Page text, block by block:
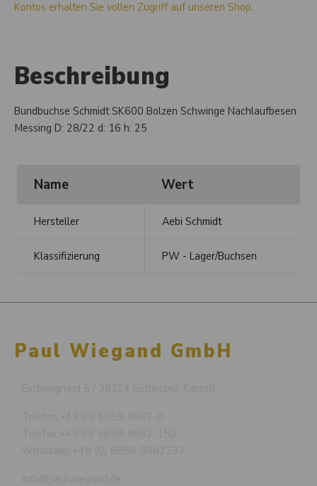
Kontos erhalten Sie vollen Zugriff auf unseren Shop.
Beschreibung
Bundbuchse Schmidt SK600 Bolzen Schwinge Nachlaufbesen
Messing D: 28/22 d: 16 h: 25
Name Wert
Hersteller Aebi Schmidt
Klassifizierung PW - Lager/Buchsen
Paul Wiegand GmbH